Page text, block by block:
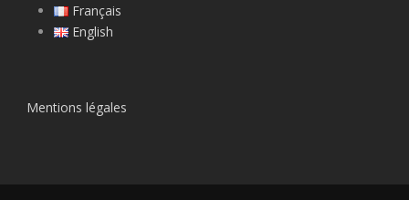
Français
English
Mentions légales